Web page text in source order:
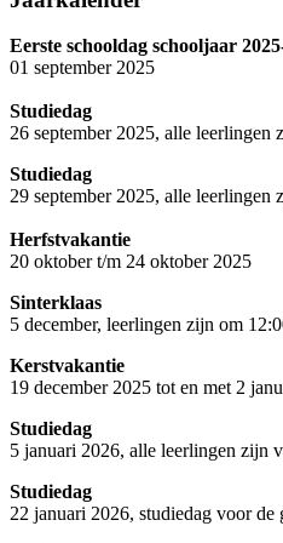
Eerste schooldag schooljaar
01 september 2025
Studiedag
26 september 2025, alle leerlingen
Studiedag
29 september 2025, alle leerlingen
Herfstvakantie
20 oktober t/m 24 oktober 2025
Sinterklaas
5 december, leerlingen zijn om
Kerstvakantie
19 december 2025 tot en met 2
Studiedag
5 januari 2026, alle leerlingen zijn
Studiedag
22 januari 2026, studiedag voor